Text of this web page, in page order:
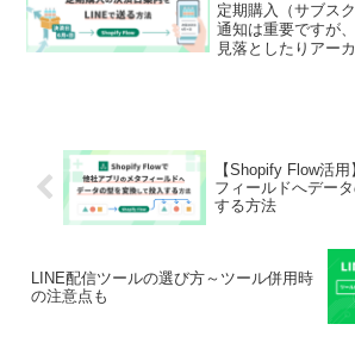
定期購入（サブス
通知は重要ですが
見落としたりアー
り……そんな課題の
用を行っている企
PLUS on LINE」、
ベリー社のShopify
ワークフロー自動
Flow」を利用してい
【Shopify Flow活
フィールドへデー
する方法
LINE配信ツールの選び方～ツール併用時
の注意点も